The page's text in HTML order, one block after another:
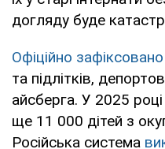
догляду буде
Офіційно зафіксовано
та підлітків,
айсберга. У 2025 році
ще 11 000 дітей з
Російська система